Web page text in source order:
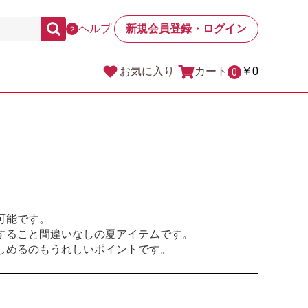
？ ヘルプ 新規会員登録・ログイン
お気に入り カート 0 ￥0
です。
こと間違いなしの夏アイテムです。
るのもうれしいポイントです。